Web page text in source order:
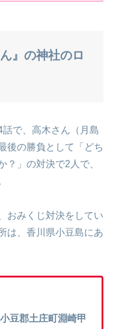
』の神社のロ
話で、高木さん（月島
後の勝負として「どち
？」の対決で2人で、
おみくじ対決をしてい
は、香川県小豆島にあ
豆郡土庄町淵崎甲